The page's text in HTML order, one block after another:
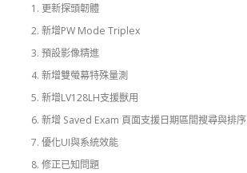
更新探頭韌體
新增PW Mode Triplex
預設影像精進
新增雙螢幕特殊量測
新增LV128LH支援獸用
新增 Saved Exam 頁面支援日期區間搜尋與排序
優化UI與系統效能
修正已知問題